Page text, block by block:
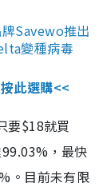
Savewo推出
變種病毒
此選購<<
要$18就買
，最快
。目前未有限